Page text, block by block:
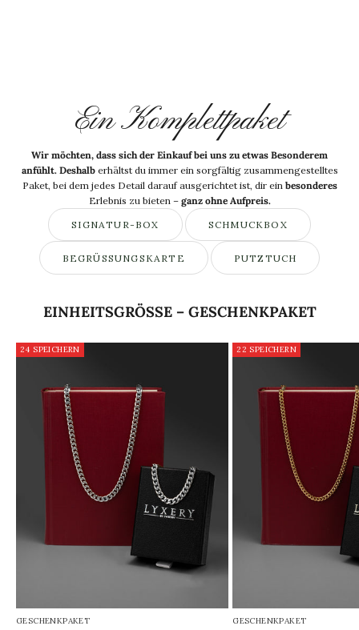
Ein Komplettpaket
Wir möchten, dass sich der Einkauf bei uns zu etwas Besonderem
anfühlt. Deshalb erhältst du immer ein sorgfältig zusammengestelltes
Paket, bei dem jedes Detail darauf ausgerichtet ist, dir ein besonderes
Erlebnis zu bieten – ganz ohne Aufpreis.
SIGNATUR-BOX SCHMUCKBOX
BEGRÜSSUNGSKARTE PUTZTUCH
EINHEITSGRÖSSE – GESCHENKPAKET
24 SPEICHERN
GESCHENKPAKET
22 SPEICHERN
GESCHENKPAKET